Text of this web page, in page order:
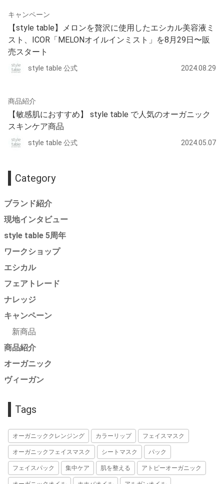
キャンペーン
【style table】メロンを贅沢に使用したエシカル美容液ミ
スト、ICOR「MELONオイルインミスト」を8月29日〜販
売スタート
style table 公式 2024.08.29
商品紹介
【敏感肌におすすめ】 style table で人気のオーガニック
スキンケア商品
style table 公式 2024.05.07
Category
ブランド紹介
現地インタビュー
style table 5周年
ワークショップ
エシカル
フェアトレード
ナレッジ
キャンペーン
新商品
商品紹介
オーガニック
ヴィーガン
Tags
オーガニッククレンジング カラーリップ フェイスマスク
オーガニックフェイスマスク シートマスク パック
フェイスパック 集中ケア 肌を整える アトピーオーガニック